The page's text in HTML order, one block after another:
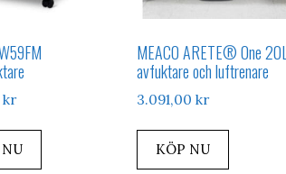
kr
MEACO ARETE® One 20L
avfuktare och luftrenare
3.091,00 kr
KÖP NU